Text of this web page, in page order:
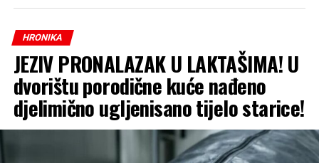
u službi, te krivično djelo falsifikovanje isprave.
HRONIKA
JEZIV PRONALAZAK U LAKTAŠIMA! U
dvorištu porodične kuće nađeno
djelimično ugljenisano tijelo starice!